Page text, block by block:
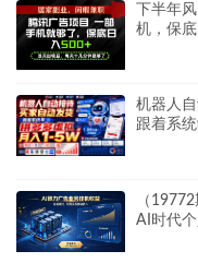
下半年
机，保
机器人
跟着系
（
AI时代